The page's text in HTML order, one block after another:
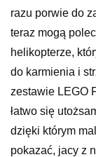
razu porwie do
teraz mogą
helikopterze,
do karmienia i
zestawie LEGO
łatwo się
dzięki którym
pokazać, jacy z